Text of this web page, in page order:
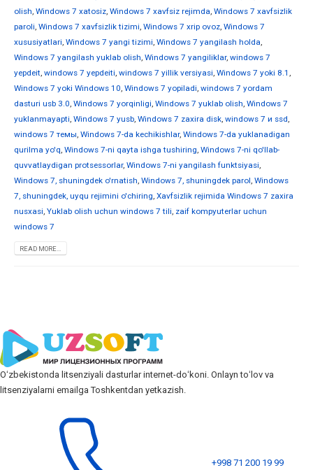
olish, Windows 7 xatosiz, Windows 7 xavfsiz rejimda, Windows 7 xavfsizlik
paroli, Windows 7 xavfsizlik tizimi, Windows 7 xrip ovoz, Windows 7
xususiyatlari, Windows 7 yangi tizimi, Windows 7 yangilash holda,
Windows 7 yangilash yuklab olish, Windows 7 yangiliklar, windows 7
yepdeit, windows 7 yepdeiti, windows 7 yillik versiyasi, Windows 7 yoki 8.1 ,
Windows 7 yoki Windows 10, Windows 7 yopiladi, windows 7 yordam
dasturi usb 3.0, Windows 7 yorqinligi, Windows 7 yuklab olish, Windows 7
yuklanmayapti, Windows 7 yusb, Windows 7 zaxira disk, windows 7 и ssd,
windows 7 темы, Windows 7-da kechikishlar, Windows 7-da yuklanadigan
qurilma yo'q, Windows 7-ni qayta ishga tushiring, Windows 7-ni qo'llab-
quvvatlaydigan protsessorlar, Windows 7-ni yangilash funktsiyasi,
Windows 7, shuningdek o'rnatish, Windows 7, shuningdek parol, Windows
7, shuningdek, uyqu rejimini o'chiring, Xavfsizlik rejimida Windows 7 zaxira
nusxasi, Yuklab olish uchun windows 7 tili, zaif kompyuterlar uchun
windows 7
READ MORE...
Oʻzbekistonda litsenziyali dasturlar internet-doʻkoni. Onlayn toʻlov va
litsenziyalarni emailga Toshkentdan yetkazish.
+998 71 200 19 99